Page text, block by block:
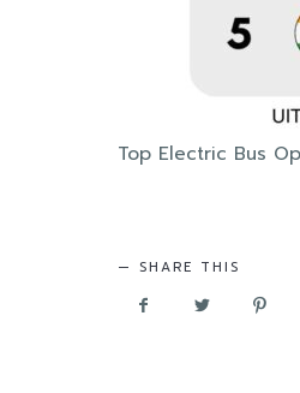
Top Electric Bus
SHARE THIS